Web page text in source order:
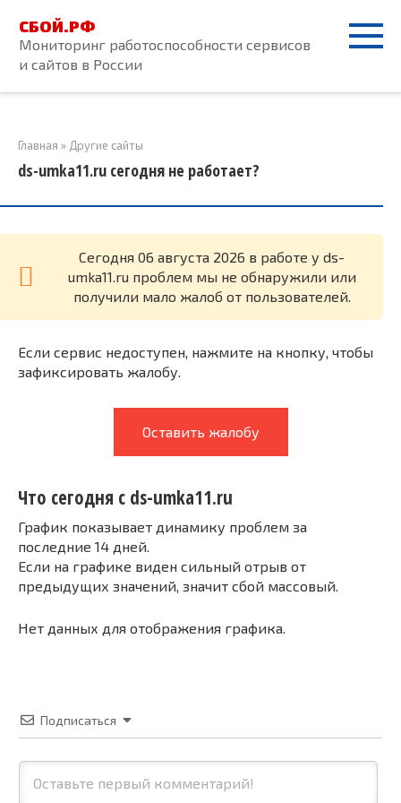
контенту
СБОЙ.РФ
Мониторинг работоспособности сервисов
и сайтов в России
Главная » Другие сайты
ds-umka11.ru сегодня не работает?
Cегодня 06 августа 2026 в работе у ds-
umka11.ru проблем мы не обнаружили или
получили мало жалоб от пользователей.
Если сервис недоступен, нажмите на кнопку, чтобы
зафиксировать жалобу.
Оставить жалобу
Что сегодня с ds-umka11.ru
График показывает динамику проблем за
последние 14 дней.
Если на графике виден сильный отрыв от
предыдущих значений, значит сбой массовый.
Нет данных для отображения графика.
Подписаться